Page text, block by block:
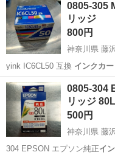
0805-305
リッジ
800円
神奈川県 藤
yink IC6CL50 互換 インクカ
神奈川 藤沢市
0805-304
リッジ
500円
神奈川県 藤
304 EPSON エプソン純正イ